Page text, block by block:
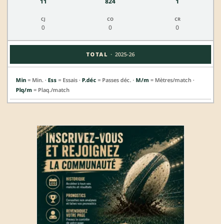
0 0 0
TOTAL · 2025-26
Min = Min. · Ess = Essais · P.déc = Passes déc. · M/m = Mètres/match ·
Plq/m = Plaq./match